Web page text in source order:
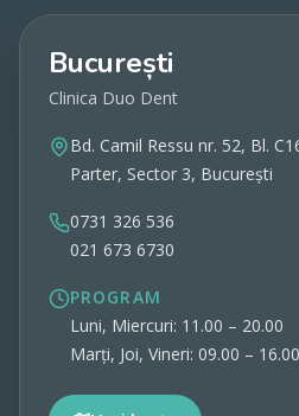
București
Clinica Duo Dent
Bd. Camil Ressu nr. 52, Bl.
Parter, Sector 3, București
0731 326 536
021 673 6730
PROGRAM
Luni, Miercuri: 11.00 – 20.00
Marți, Joi, Vineri: 09.00 – 16.00